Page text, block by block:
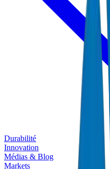
Durabilité
Innovation
Médias & Blog
Markets